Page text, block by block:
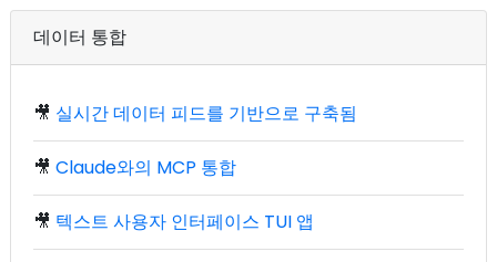
데이터 통합
🎥 실시간 데이터 피드를 기반으로 구축됨
🎥 Claude와의 MCP 통합
🎥 텍스트 사용자 인터페이스 TUI 앱